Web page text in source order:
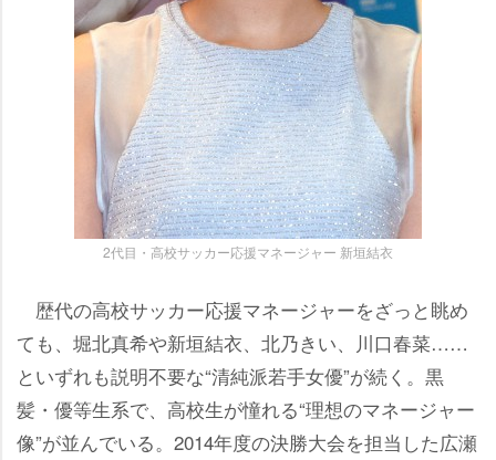
2代目・高校サッカー応援マネージャー 新垣結衣
歴代の高校サッカー応援マネージャーをざっと眺め
ても、堀北真希や新垣結衣、北乃きい、川口春菜……
といずれも説明不要な“清純派若手女優”が続く。黒
髪・優等生系で、高校生が憧れる“理想のマネージャー
像”が並んでいる。2014年度の決勝大会を担当した広瀬